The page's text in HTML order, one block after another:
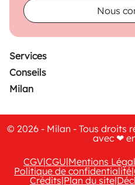
Nous
Services
Conseils
Milan
© 2026 - Milan - Tous droits
avec ❤
CGV|CGU|Mentions
Politique de confidentialité|
Crédits|Plan du site|